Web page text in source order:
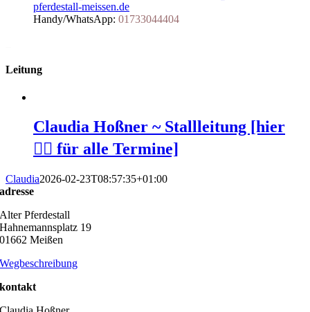
pferdestall-meissen.de
Handy/WhatsApp: 01733044404
Leitung
Claudia Hoßner ~ Stallleitung [hier
👆🏻 für alle Termine]
Claudia2026-02-23T08:57:35+01:00
adresse
Alter Pferdestall
Hahnemannsplatz 19
01662 Meißen
Wegbeschreibung
kontakt